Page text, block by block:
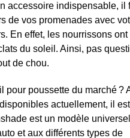
accessoire indispensable, il
de vos promenades avec
En effet, les nourrissons ont
du soleil. Ainsi, pas
de chou.
pour poussette du marché ?
actuellement, il
est un modèle
et aux différents types de